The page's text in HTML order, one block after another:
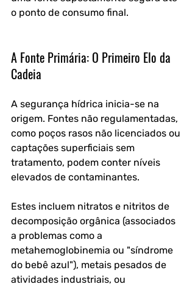
o ponto de consumo final.
A Fonte Primária: O Primeiro Elo da
Cadeia
A segurança hídrica inicia-se na
origem. Fontes não regulamentadas,
como poços rasos não licenciados ou
captações superficiais sem
tratamento, podem conter níveis
elevados de contaminantes.
Estes incluem nitratos e nitritos de
decomposição orgânica (associados
a problemas como a
metahemoglobinemia ou "síndrome
do bebê azul"), metais pesados de
atividades industriais, ou